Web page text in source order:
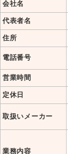
会社名
代表者名
住所
電話番号
営業時間
定休日
取扱いメーカー
業務内容